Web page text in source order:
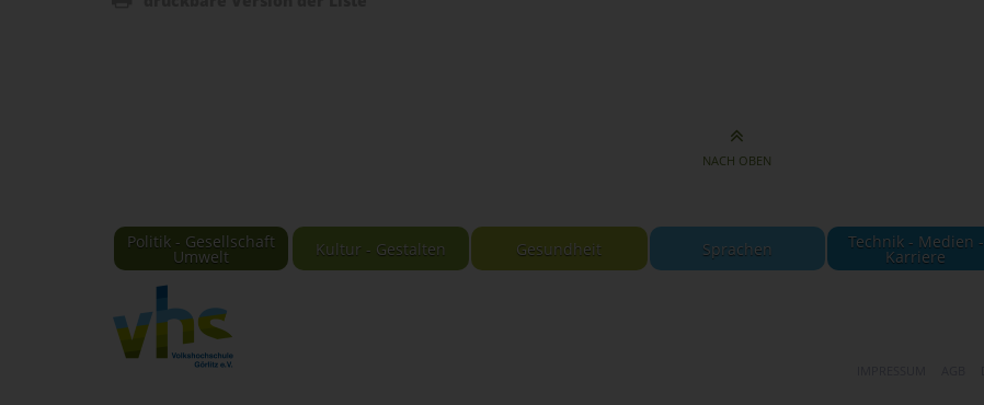
NACH OBEN
Politik - Gesellschaft
Umwelt Kultur - Gestalten Gesundheit Sprachen Technik - Medien -
Karriere